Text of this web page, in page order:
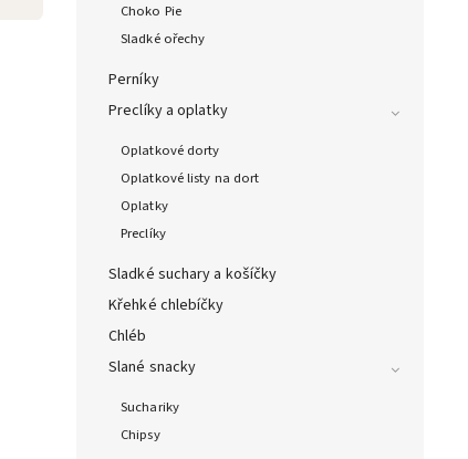
Choko Pie
Sladké ořechy
Perníky
Preclíky a oplatky
Oplatkové dorty
Oplatkové listy na dort
Oplatky
Preclíky
Sladké suchary a košíčky
Křehké chlebíčky
Chléb
Slané snacky
Suchariky
Chipsy